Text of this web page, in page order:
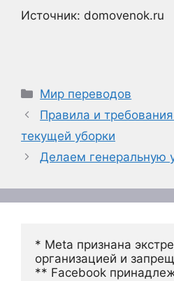
Источник: domovenok.ru
Рубрики
Мир переводов
Правила и
текущей уборки
Делаем генеральную
* Meta признана
организацией и
** Facebook